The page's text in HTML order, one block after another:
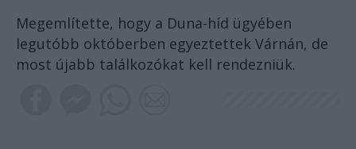
Megemlítette, hogy a Duna-híd ügyében
legutóbb októberben egyeztettek Várnán, de
most újabb találkozókat kell rendezniük.